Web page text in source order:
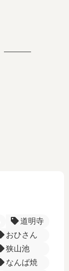
道明寺
おひさん
狭山池
なんば焼